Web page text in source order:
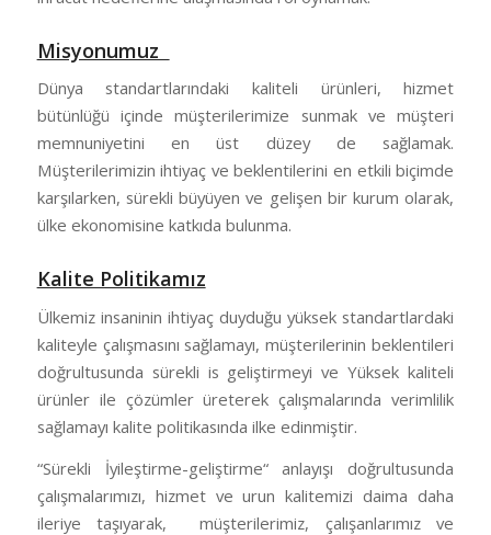
Misyonumuz
Dünya standartlarındaki kaliteli ürünleri, hizmet
bütünlüğü içinde müşterilerimize sunmak ve müşteri
memnuniyetini en üst düzey de sağlamak.
Müşterilerimizin ihtiyaç ve beklentilerini en etkili biçimde
karşılarken, sürekli büyüyen ve gelişen bir kurum olarak,
ülke ekonomisine katkıda bulunma.
Kalite Politikamız
Ülkemiz insaninin ihtiyaç duyduğu yüksek standartlardaki
kaliteyle çalışmasını sağlamayı, müşterilerinin beklentileri
doğrultusunda sürekli is geliştirmeyi ve Yüksek kaliteli
ürünler ile çözümler üreterek çalışmalarında verimlilik
sağlamayı kalite politikasında ilke edinmiştir.
“Sürekli İyileştirme-geliştirme“ anlayışı doğrultusunda
çalışmalarımızı, hizmet ve urun kalitemizi daima daha
ileriye taşıyarak, müşterilerimiz, çalışanlarımız ve